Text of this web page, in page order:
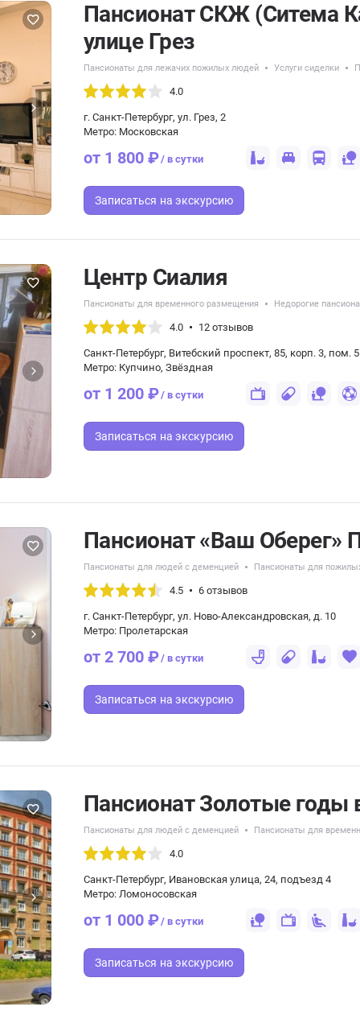
Пансионат СКЖ (Ситема
улице Грез
Пансионаты для лежачих пожилых людей Услуги сиделки
4.0
г. Санкт-Петербург, ул. Грез, 2
Метро: Московская
от 1 800 ₽/ в сутки
Записаться на экскурсию
Центр Сиалия
Пансионаты для временного размещения Недорогие
4.0 12 отзывов
Санкт-Петербург, Витебский проспект, 85, корп. 3, пом.
Метро: Купчино, Звёздная
от 1 200 ₽/ в сутки
Записаться на экскурсию
Пансионат «Ваш Оберег»
Пансионаты для людей с деменцией Пансионаты для
4.5 6 отзывов
г. Санкт-Петербург, ул. Ново-Александровская, д. 10
Метро: Пролетарская
от 2 700 ₽/ в сутки
Записаться на экскурсию
Пансионат Золотые годы
Пансионаты для людей с деменцией Пансионаты для
4.0
Санкт-Петербург, Ивановская улица, 24, подъезд 4
Метро: Ломоносовская
от 1 000 ₽/ в сутки
Записаться на экскурсию